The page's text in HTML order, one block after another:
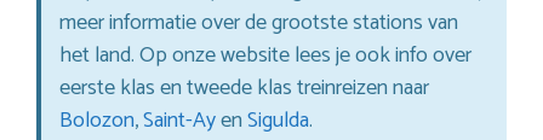
meer informatie over de grootste stations van
het land. Op onze website lees je ook info over
eerste klas en tweede klas treinreizen naar
Bolozon,Saint-AyenSigulda.